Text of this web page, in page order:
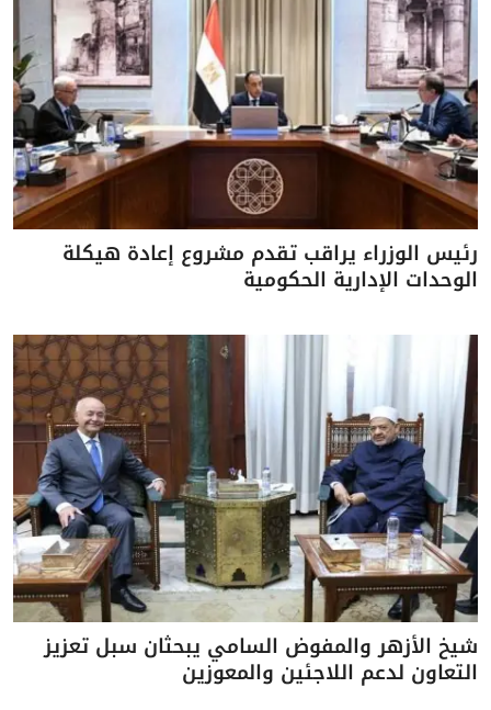
رئيس الوزراء يراقب تقدم مشروع إعادة هيكلة
الوحدات الإدارية الحكومية
شيخ الأزهر والمفوض السامي يبحثان سبل تعزيز
التعاون لدعم اللاجئين والمعوزين